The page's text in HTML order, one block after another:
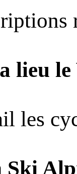
lieu le
les
Ski